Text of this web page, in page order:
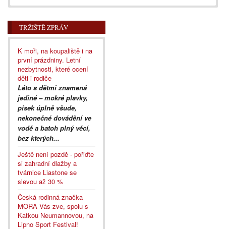
TRŽIŠTĚ ZPRÁV
K moři, na koupaliště i na
první prázdniny. Letní
nezbytnosti, které ocení
děti i rodiče
Léto s dětmi znamená
jediné – mokré plavky,
písek úplně všude,
nekonečné dovádění ve
vodě a batoh plný věcí,
bez kterých...
Ještě není pozdě - pořiďte
si zahradní dlažby a
tvárnice Liastone se
slevou až 30 %
Česká rodinná značka
MORA Vás zve, spolu s
Katkou Neumannovou, na
Lipno Sport Festival!